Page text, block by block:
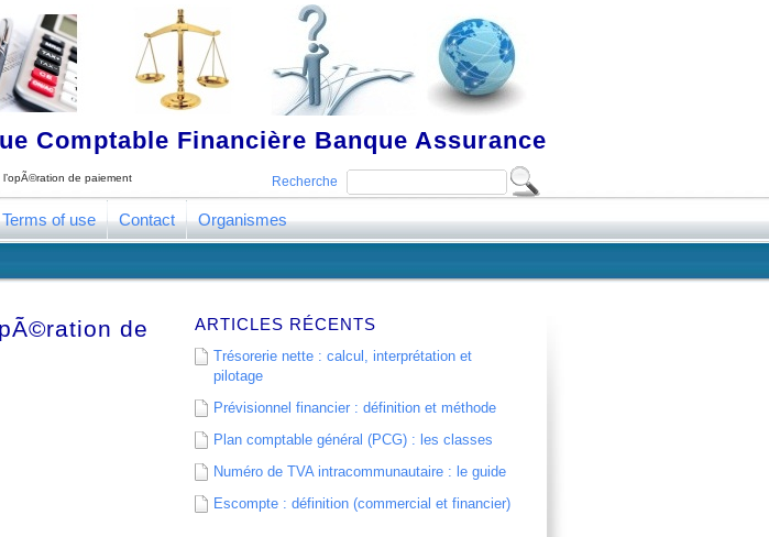
Comptable Financière Banque Assurance
Recherche
l’opÃ©ration de paiement
Terms of use Contact Organismes
de
ARTICLES RÉCENTS
Trésorerie nette : calcul, interprétation et
pilotage
Prévisionnel financier : définition et méthode
Plan comptable général (PCG) : les classes
Numéro de TVA intracommunautaire : le guide
Escompte : définition (commercial et financier)